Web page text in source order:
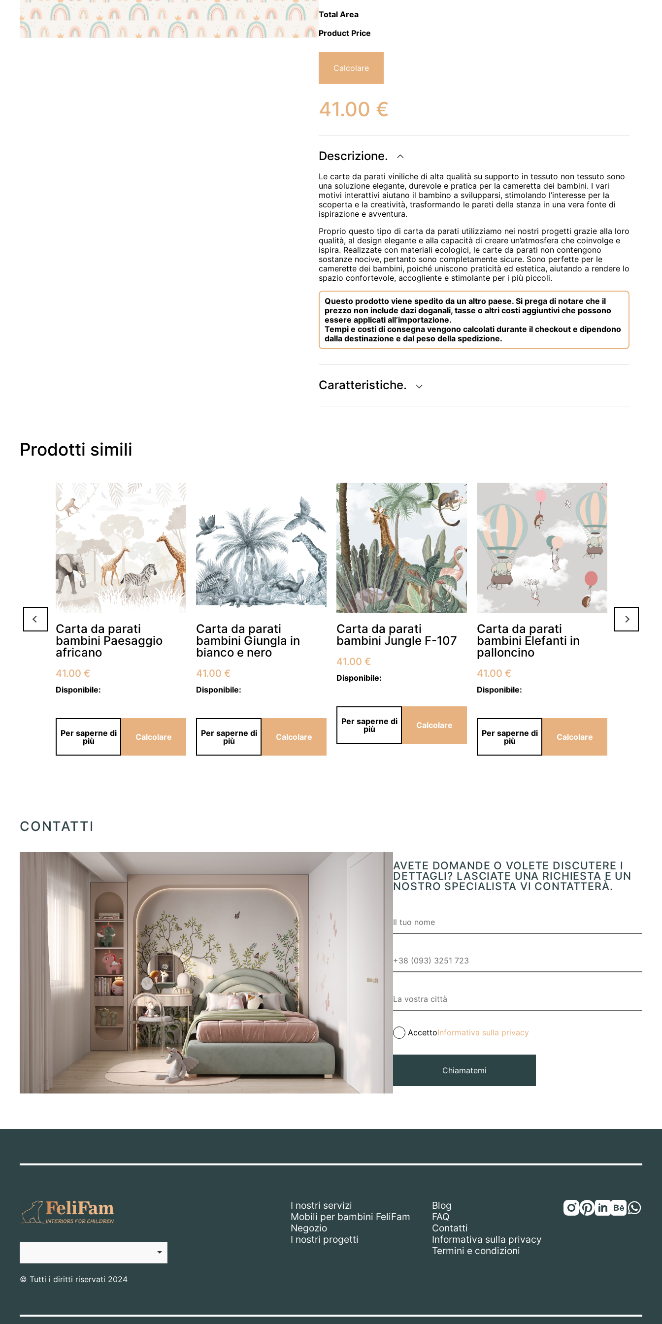
Total Area
Product Price
Calcolare
41.00 €
Descrizione.
Le carte da parati viniliche di alta qualità su supporto in tessuto non tessuto sono
una soluzione elegante, durevole e pratica per la cameretta dei bambini. I vari
motivi interattivi aiutano il bambino a svilupparsi, stimolando l’interesse per la
scoperta e la creatività, trasformando le pareti della stanza in una vera fonte di
ispirazione e avventura.
Proprio questo tipo di carta da parati utilizziamo nei nostri progetti grazie alla loro
qualità, al design elegante e alla capacità di creare un’atmosfera che coinvolge e
ispira. Realizzate con materiali ecologici, le carte da parati non contengono
sostanze nocive, pertanto sono completamente sicure. Sono perfette per le
camerette dei bambini, poiché uniscono praticità ed estetica, aiutando a rendere lo
spazio confortevole, accogliente e stimolante per i più piccoli.
Questo prodotto viene spedito da un altro paese. Si prega di notare che il
prezzo non include dazi doganali, tasse o altri costi aggiuntivi che possono
essere applicati all’importazione.
Tempi e costi di consegna vengono calcolati durante il checkout e dipendono
dalla destinazione e dal peso della spedizione.
Caratteristiche.
Prodotti simili
Carta da parati
bambini Paesaggio
africano
41.00€
Disponibile:
Per saperne di
più
Calcolare
Carta da parati
bambini Giungla in
bianco e nero
41.00€
Disponibile:
Per saperne di
più
Calcolare
Carta da parati
bambini Jungle F-107
41.00€
Disponibile:
Per saperne di
più
Calcolare
Carta da parati
bambini Elefanti in
palloncino
41.00€
Disponibile:
Per saperne di
più
Calcolare
Carta
CONTATTI
AVETE DOMANDE O VOLETE DISCUTERE I
DETTAGLI? LASCIATE UNA RICHIESTA E UN
NOSTRO SPECIALISTA VI CONTATTERÀ.
AccettoInformativa sulla privacy
Chiamatemi
© Tutti i diritti riservati 2024
I nostri servizi
Mobili per bambini FeliFam
Negozio
I nostri progetti
Blog
FAQ
Contatti
Informativa sulla privacy
Termini e condizioni